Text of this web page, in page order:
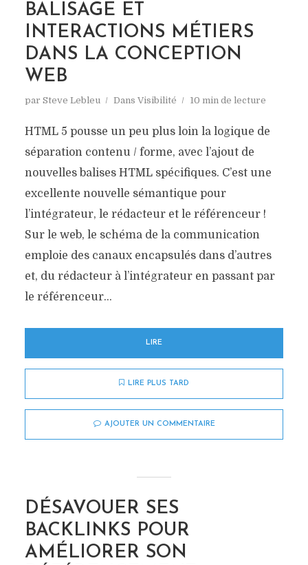
BALISAGE ET
INTERACTIONS MÉTIERS
DANS LA CONCEPTION
WEB
par Steve Lebleu Dans Visibilité 10 min de lecture
HTML 5 pousse un peu plus loin la logique de
séparation contenu / forme, avec l’ajout de
nouvelles balises HTML spécifiques. C’est une
excellente nouvelle sémantique pour
l’intégrateur, le rédacteur et le référenceur !
Sur le web, le schéma de la communication
emploie des canaux encapsulés dans d’autres
et, du rédacteur à l’intégrateur en passant par
le référenceur...
LIRE
LIRE PLUS TARD
AJOUTER UN COMMENTAIRE
DÉSAVOUER SES
BACKLINKS POUR
AMÉLIORER SON